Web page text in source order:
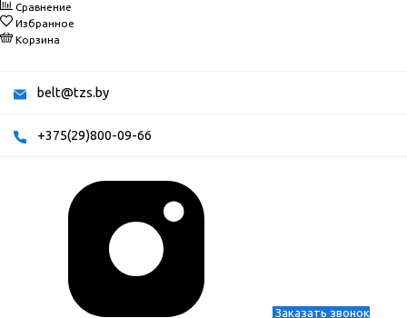
Сравнение
Избранное
Корзина
belt@tzs.by
+375(29)800-09-66
Заказать звонок